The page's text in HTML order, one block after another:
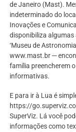
de Janeiro (Mast).
indeterminado do
Inovações e
disponibiliza algumas
‘Museu de
www.mast.br ─
família preencherem
informativas.
E para ir à Lua é
https://
SuperViz. Lá você
informações como